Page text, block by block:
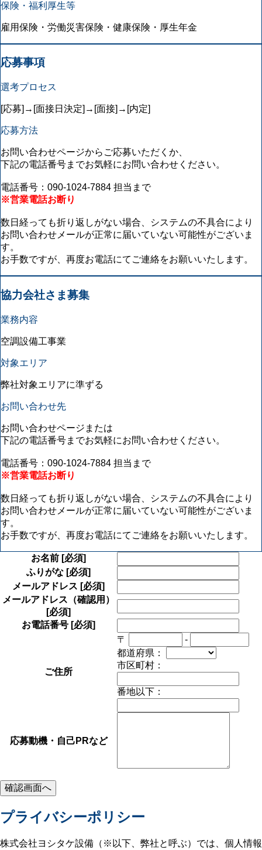
保険・福利厚生等
雇用保険・労働災害保険・健康保険・厚生年金
応募事項
選考プロセス
[応募]→[面接日決定]→[面接]→[内定]
応募方法
お問い合わせページからご応募いただくか、
下記の電話番号までお気軽にお問い合わせください。
電話番号：090-1024-7884 担当まで
※営業電話お断り
数日経っても折り返しがない場合、システムの不具合により
お問い合わせメールが正常に届いていない可能性がございま
す。
お手数ですが、再度お電話にてご連絡をお願いいたします。
協力会社さま募集
業務内容
空調設備工事業
対象エリア
弊社対象エリアに準ずる
お問い合わせ先
お問い合わせページまたは
下記の電話番号までお気軽にお問い合わせください。
電話番号：090-1024-7884 担当まで
※営業電話お断り
数日経っても折り返しがない場合、システムの不具合により
お問い合わせメールが正常に届いていない可能性がございま
す。
お手数ですが、再度お電話にてご連絡をお願いいたします。
お名前 [必須]
ふりがな [必須]
メールアドレス [必須]
メールアドレス（確認用）
[必須]
お電話番号 [必須]
ご住所
〒
-
都道府県：
市区町村：
番地以下：
応募動機・自己PRなど
プライバシーポリシー
株式会社ヨシタケ設備（※以下、弊社と呼ぶ）では、個人情報